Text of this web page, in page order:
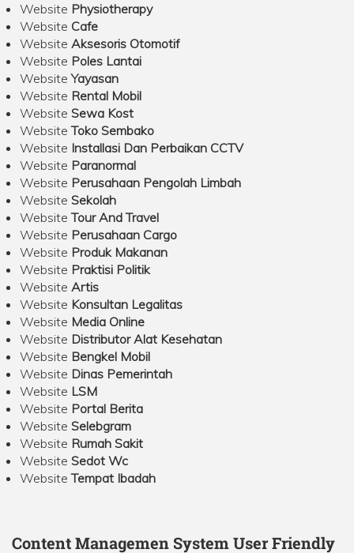
Website Physiotherapy
Website Cafe
Website Aksesoris Otomotif
Website Poles Lantai
WebsiteYayasan
Website Rental Mobil
Website Sewa Kost
WebsiteToko Sembako
Website Installasi Dan Perbaikan CCTV
Website Paranormal
Website Perusahaan Pengolah Limbah
Website Sekolah
WebsiteTour And Travel
Website Perusahaan Cargo
Website Produk Makanan
Website Praktisi Politik
Website Artis
Website Konsultan Legalitas
Website Media Online
Website Distributor Alat Kesehatan
Website Bengkel Mobil
Website Dinas Pemerintah
Website LSM
Website Portal Berita
Website Selebgram
Website Rumah Sakit
Website Sedot Wc
WebsiteTempat Ibadah
Content Managemen System User Friendly